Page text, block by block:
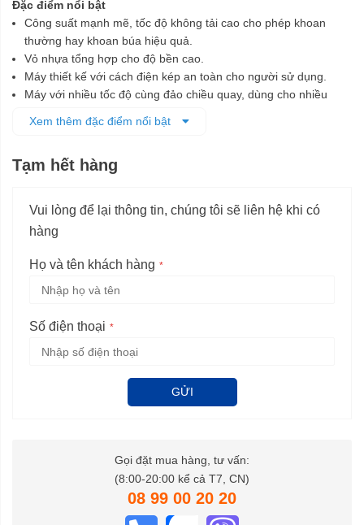
Đặc điểm nổi bật
Công suất mạnh mẽ, tốc độ không tải cao cho phép khoan
thường hay khoan búa hiệu quả.
Vỏ nhựa tổng hợp cho độ bền cao.
Máy thiết kế với cách điện kép an toàn cho người sử dụng.
Máy với nhiều tốc độ cùng đảo chiều quay, dùng cho nhiều
Máy sử dụng chuôi gài SDS – PLUS.
Có hộp đựng máy cao cấp, thuận tiện cất giữ.
Xem thêm đặc điểm nổi bật
Tạm hết hàng
Vui lòng để lại thông tin, chúng tôi sẽ liên hệ khi có
hàng
Họ và tên khách hàng
Số điện thoại
GỬI
Gọi đặt mua hàng, tư vấn:
(8:00-20:00 kể cả T7, CN)
08 99 00 20 20